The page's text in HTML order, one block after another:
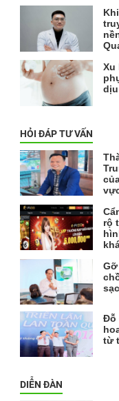
Xu
HỎI ĐÁP TƯ VẤN
rộ
Đỗ
từ
DIỄN ĐÀN